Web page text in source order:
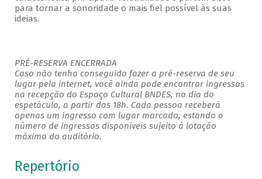
para tornar a sonoridade o mais fiel possível às suas
ideias.
PRÉ-RESERVA ENCERRADA
Caso não tenha conseguido fazer a pré-reserva de seu
lugar pela internet, você ainda pode encontrar ingressos
na recepção do Espaço Cultural BNDES, no dia do
espetáculo, a partir das 18h. Cada pessoa receberá
apenas um ingresso com lugar marcado, estando o
número de ingressos disponíveis sujeito à lotação
máxima do auditório.
Repertório